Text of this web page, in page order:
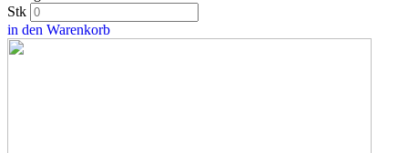
Stk
in den Warenkorb